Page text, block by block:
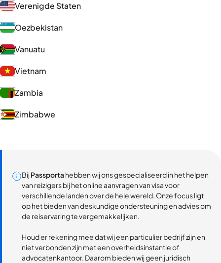
Verenigde Staten
Oezbekistan
Vanuatu
Vietnam
Zambia
Zimbabwe
BijPassportahebben wij ons gespecialiseerd in het helpen
van reizigers bij het online aanvragen van visa voor
verschillende landen over de hele wereld. Onze focus ligt
op het bieden van deskundige ondersteuning en advies om
de reiservaring te vergemakkelijken.
Houd er rekening mee dat wij een particulier bedrijf zijn en
niet verbonden zijn met een overheidsinstantie of
advocatenkantoor. Daarom bieden wij geen juridisch